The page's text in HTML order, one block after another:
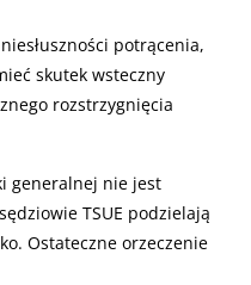
potrącenia,
skutek wsteczny
rozstrzygnięcia
generalnej nie jest
TSUE podzielają
Ostateczne orzeczenie